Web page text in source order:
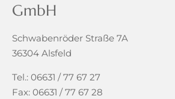
GmbH
Schwabenröder Straße 7A
36304 Alsfeld
Tel.: 06631 / 77 67 27
Fax: 06631 / 77 67 28